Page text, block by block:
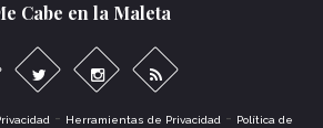
Cabe en la Maleta
- Herramientas de Privacidad - Política de